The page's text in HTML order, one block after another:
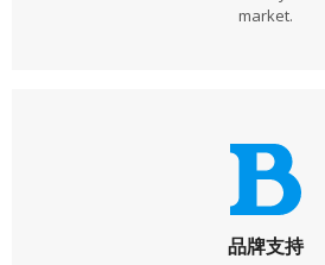
market.
品牌支持